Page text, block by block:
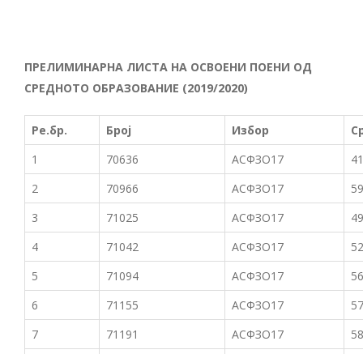
ПРЕЛИМИНАРНА ЛИСТА НА ОСВОЕНИ ПОЕНИ ОД
СРЕДНОТО ОБРАЗОВАНИЕ (2019/2020)
Ре.бр. Број Избор
1
70636 АСФЗО17
2
70966 АСФЗО17
3
71025 АСФЗО17
4
71042 АСФЗО17
5
71094 АСФЗО17
6
71155 АСФЗО17
7
71191 АСФЗО17